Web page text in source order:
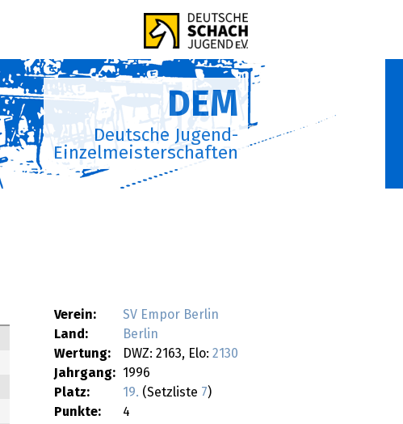
DEM
Deutsche Jugend-
Einzelmeisterschaften
Verein:
SV Empor Berlin
Land:
Berlin
Wertung:
DWZ: 2163, Elo: 2130
Jahrgang:
1996
Platz:
19. (Setzliste 7)
Punkte:
4